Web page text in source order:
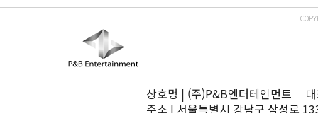
상호명 | (주)P&B엔터테인먼트
주소 | 서울특별시 강남구 삼성로